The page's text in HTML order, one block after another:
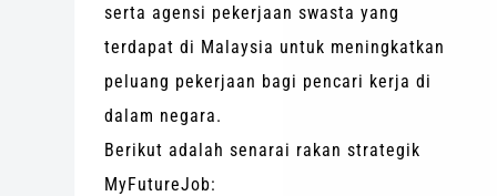
serta agensi pekerjaan swasta yang
terdapat di Malaysia untuk meningkatkan
peluang pekerjaan bagi pencari kerja di
dalam negara.
Berikut adalah senarai rakan strategik
MyFutureJob: